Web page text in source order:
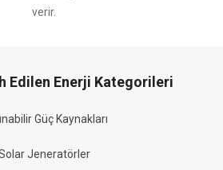
verir.
Edilen Enerji Kategorileri
Güç Kaynakları
Jeneratörler